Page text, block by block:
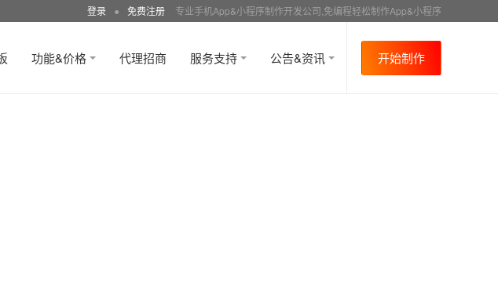
登录 ● 免费注册 专业手机App&小程序制作开发公司,免编程轻松制作App&小程序
功能&价格 代理招商 服务支持 公告&资讯 开始制作